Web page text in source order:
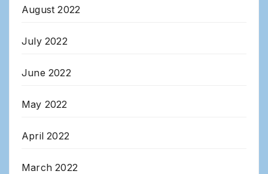
August 2022
July 2022
June 2022
May 2022
April 2022
March 2022